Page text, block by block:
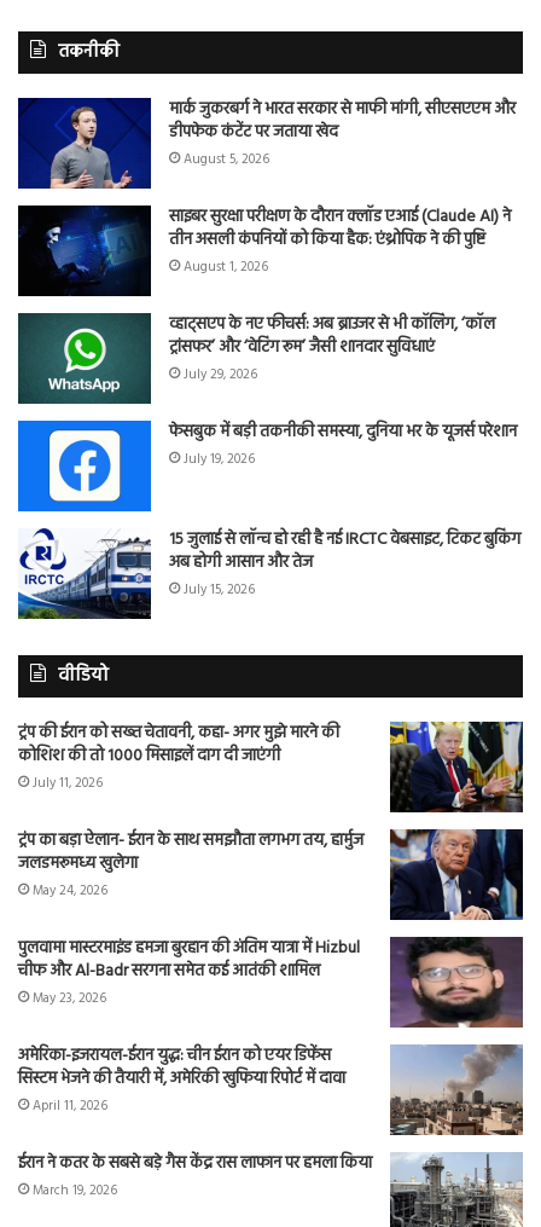
तकनीकी
मार्क जुकरबर्ग ने भारत सरकार से माफी मांगी, सीएसएएम और
डीपफेक कंटेंट पर जताया खेद
August 5, 2026
साइबर सुरक्षा परीक्षण के दौरान क्लॉड एआई (Claude AI) ने
तीन असली कंपनियों को किया हैक: एंथ्रोपिक ने की पुष्टि
August 1, 2026
व्हाट्सएप के नए फीचर्स: अब ब्राउजर से भी कॉलिंग, ‘कॉल
ट्रांसफर’ और ‘वेटिंग रूम’ जैसी शानदार सुविधाएं
July 29, 2026
फेसबुक में बड़ी तकनीकी समस्या, दुनिया भर के यूजर्स परेशान
July 19, 2026
15 जुलाई से लॉन्च हो रही है नई IRCTC वेबसाइट, टिकट बुकिंग
अब होगी आसान और तेज
July 15, 2026
वीडियो
ट्रंप की ईरान को सख्त चेतावनी, कहा- अगर मुझे मारने की
कोशिश की तो 1000 मिसाइलें दाग दी जाएंगी
July 11, 2026
ट्रंप का बड़ा ऐलान- ईरान के साथ समझौता लगभग तय, हार्मुज
जलडमरूमध्य खुलेगा
May 24, 2026
पुलवामा मास्टरमाइंड हमजा बुरहान की अंतिम यात्रा में Hizbul
चीफ और Al-Badr सरगना समेत कई आतंकी शामिल
May 23, 2026
अमेरिका-इजरायल-ईरान युद्ध: चीन ईरान को एयर डिफेंस
सिस्टम भेजने की तैयारी में, अमेरिकी खुफिया रिपोर्ट में दावा
April 11, 2026
ईरान ने कतर के सबसे बड़े गैस केंद्र रास लाफान पर हमला किया
March 19, 2026